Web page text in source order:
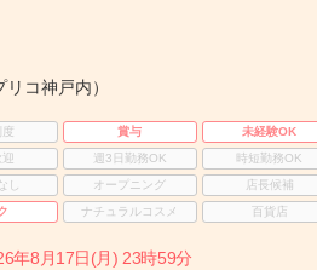
コ神戸内）
度 賞与
未経験OK
迎 週3日勤務OK
時短勤務OK
し オープニング
店長候補
ナチュラルコスメ 百貨店
年8月17日(月) 23時59分